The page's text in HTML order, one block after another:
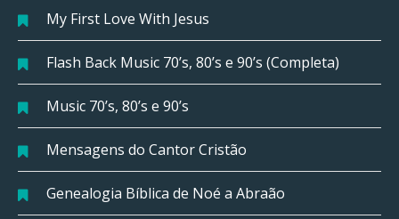
My First Love With Jesus
Flash Back Music 70’s, 80’s e 90’s (Completa)
Music 70’s, 80’s e 90’s
Mensagens do Cantor Cristão
Genealogia Bíblica de Noé a Abraão